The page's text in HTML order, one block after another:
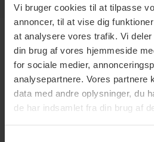
Vi bruger cookies til at tilpasse
annoncer, til at vise dig
at analysere vores trafik. Vi
din brug af vores hjemmeside
for sociale medier,
analysepartnere. Vores partnere
data med andre oplysninger, du
de har indsamlet fra din brug af
Varianter og detaljer
Varenummer
Tipsikring multi cc59 28457